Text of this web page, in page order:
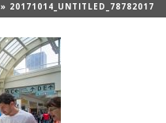
» 20171014_UNTITLED_78782017